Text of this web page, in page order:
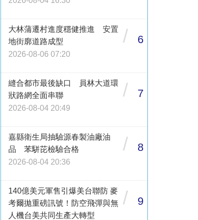
大林蒲遷村進度穩健推進 安置
地街廓道路成型
2026-08-06 07:20
/ 6
縫合都市最後缺口 員林大道環
狀路網全面串聯
2026-08-04 20:49
/ 7
嘉縣衛生局抽驗源春製油廠油
品 苯駢芘檢驗合格
2026-08-04 20:36
/ 8
140億美元軍售引爆美台聯防 麥
考爾拋重磅訊號！防空飛彈與無
人機台美共同生產大轉型
/ 9